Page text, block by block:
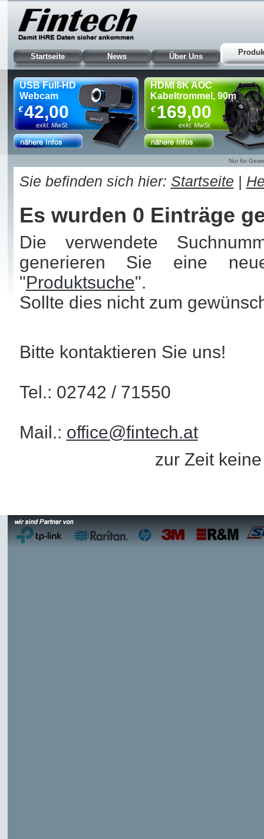
Startseite News Über Uns
USB Full-HD
Webcam
42,00
€
exkl. MwSt.
HDMI 8K AOC
Kabeltrommel, 90m
169,00
€
exkl. MwSt.
Nur für
Sie befinden sich hier: Startseite |
Es wurden 0 Einträge
Die verwendete
generieren Sie eine
"Produktsuche".
Sollte dies nicht zum
Bitte kontaktieren Sie uns!
Tel.: 02742 / 71550
Mail.: office@fintech.at
zur Zeit